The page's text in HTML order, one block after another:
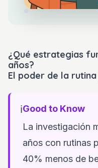
¿Qué estrategias
años?
El poder de la
ℹ️Good to Know
La investigación
años con rutinas
40% menos de